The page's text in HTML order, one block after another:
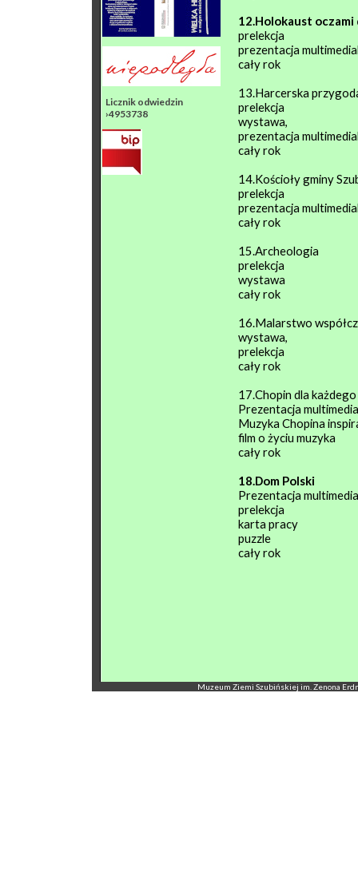
Licznik odwiedzin
›4953738
12.Holokaust oczami
prelekcja
prezentacja
cały rok
13.Harcerska
prelekcja
wystawa,
prezentacja
cały rok
14.Kościoły gminy
prelekcja
prezentacja
cały rok
15.Archeologia
prelekcja
wystawa
cały rok
16.Malarstwo
wystawa,
prelekcja
cały rok
17.Chopin dla każdego
Prezentacja
Muzyka Chopina
film o życiu muzyka
cały rok
18.Dom Polski
Prezentacja
prelekcja
karta pracy
puzzle
cały rok
Muzeum Ziemi Szubińskiej im. Zenona